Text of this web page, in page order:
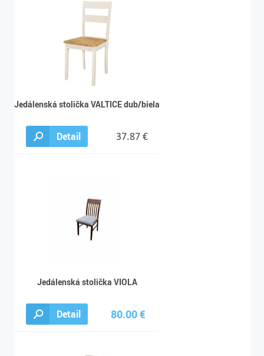
Jedálenská stolička VALTICE dub/biela
Detail 37.87 €
Jedálenská stolička VIOLA
Detail 80.00 €